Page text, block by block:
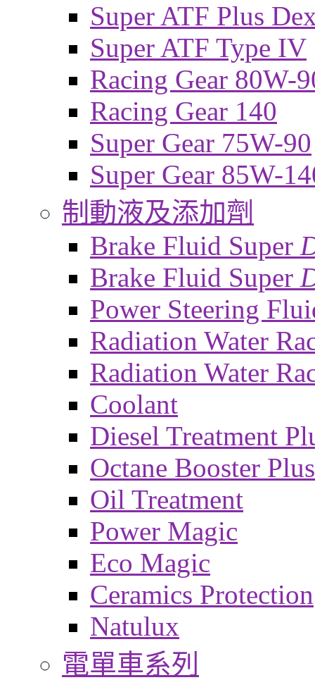
Super ATF Plus
Super ATF Type IV
Racing Gear 80W-
Racing Gear 140
Super Gear 75W-90
Super Gear 85W-
制動液及添加劑
Brake Fluid Super
Brake Fluid Super
Power Steering
Radiation Water
Radiation Water
Coolant
Diesel Treatment
Octane Booster Plus
Oil Treatment
Power Magic
Eco Magic
Ceramics Protection
Natulux
電單車系列